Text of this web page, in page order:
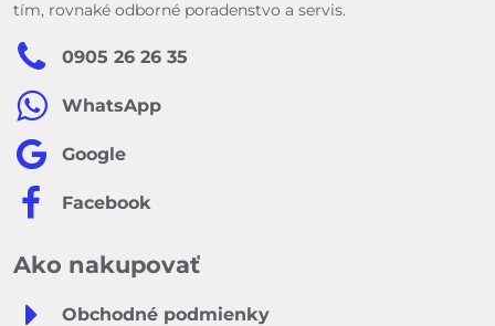
tím, rovnaké odborné poradenstvo a servis.
0905 26 26 35
WhatsApp
Google
Facebook
Ako nakupovať
Obchodné podmienky